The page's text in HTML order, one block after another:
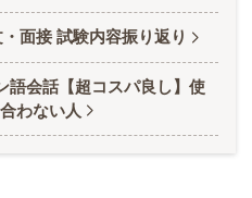
面接 試験内容振り返り
語会話【超コスパ良し】使
わない人